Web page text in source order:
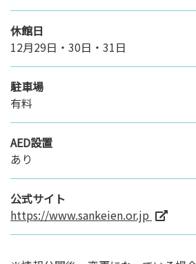
休館日
12月29日・30日・31日
駐車場
有料
AED設置
あり
公式サイト
https://www.sankeien.or.jp